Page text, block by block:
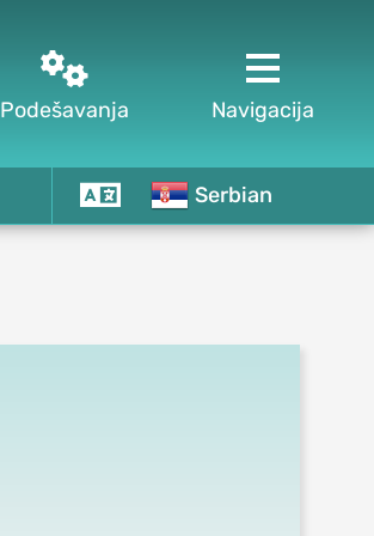

Podešavanja

Navigacija
Serbian